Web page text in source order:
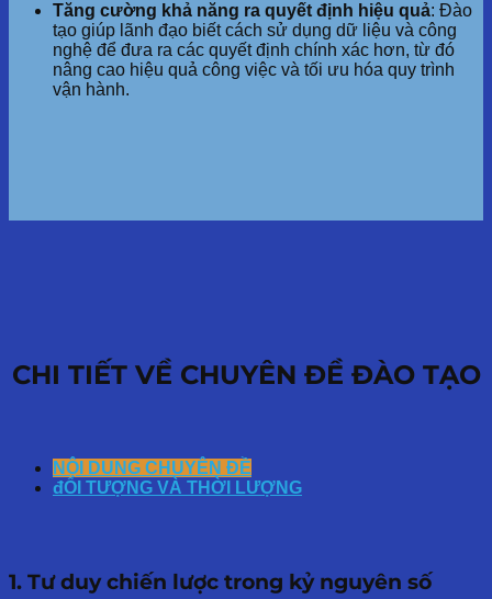
Tăng cường khả năng ra quyết định hiệu quả: Đào
tạo giúp lãnh đạo biết cách sử dụng dữ liệu và công
nghệ để đưa ra các quyết định chính xác hơn, từ đó
nâng cao hiệu quả công việc và tối ưu hóa quy trình
vận hành.
CHI TIẾT VỀ CHUYÊN ĐỀ ĐÀO TẠO
NỘI DUNG CHUYÊN ĐỀ
đỐI TƯỢNG VÀ THỜI LƯỢNG
1. Tư duy chiến lược trong kỷ nguyên số